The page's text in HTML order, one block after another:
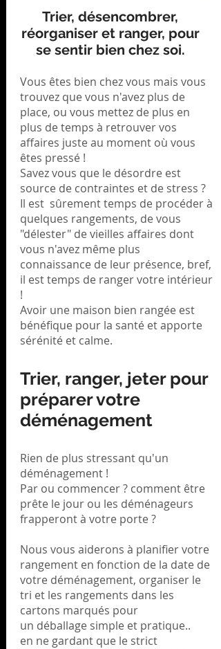
Trier, désencombrer,
réorganiser et ranger, pour
se sentir bien chez soi.
Vous êtes bien chez vous mais vous
trouvez que vous n'avez plus de
place, ou vous mettez de plus en
plus de temps à retrouver vos
affaires juste au moment où vous
êtes pressé !
Savez vous que le désordre est
source de contraintes et de stress ?
Il est sûrement temps de procéder à
quelques rangements, de vous
"délester" de vieilles affaires dont
vous n'avez même plus
connaissance de leur présence, bref,
il est temps de ranger votre intérieur
!
Avoir une maison bien rangée est
bénéfique pour la santé et apporte
sérénité et calme.
Trier, ranger, jeter pour
préparer votre
déménagement
Rien de plus stressant qu'un
déménagement !
Par ou commencer ? comment être
prête le jour ou les déménageurs
frapperont à votre porte ?
Nous vous aiderons à planifier votre
rangement en fonction de la date de
votre déménagement, organiser le
tri et les rangements dans les
cartons marqués pour
un déballage simple et pratique..
en ne gardant que le strict